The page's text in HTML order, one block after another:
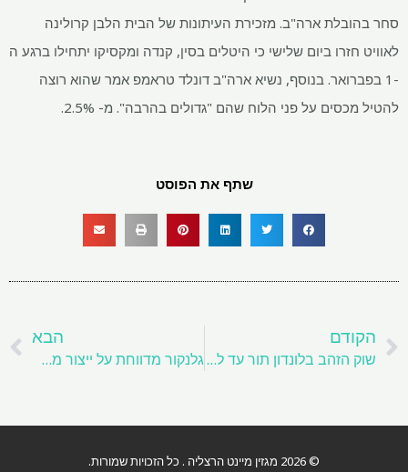
סחר בהובלת ארה"ב. מזכירת העיתונות של הבית הלבן קרולינה
לאוויט חזרו ביום שלישי כי היטלים בסין, קנדה ומקסיקו יתחילו ברגע ה
-1 בפברואר. בנוסף, נשיא ארה"ב דונלד טראמפ אמר שהוא רוצה
להטיל מכסים על פני הלוח שהם "גדולים בהרבה". מ- 2.5%.
שתף את הפוסט
קודם
הקודם
שוק הזהב בלונדון תור עד ללוות זהב בנק מרכזי לאחר משלוחים גדולים אלינו
הבא
גלנקור מדווחת על ייצור מתכות נמוך יותר בשנת 2024
© 2026 מגזין מיינט הרצליה . כל הזכויות שמורות.